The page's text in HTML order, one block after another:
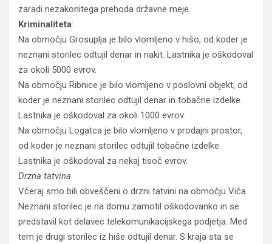
zaradi nezakonitega prehoda državne meje.
Kriminaliteta:
Na območju Grosuplja je bilo vlomljeno v hišo, od koder je
neznani storilec odtujil denar in nakit. Lastnika je oškodoval
za okoli 5000 evrov.
Na območju Ribnice je bilo vlomljeno v poslovni objekt, od
koder je neznani storilec odtujil denar in tobačne izdelke.
Lastnika je oškodoval za okoli 1000 evrov.
Na območju Logatca je bilo vlomljeno v prodajni prostor,
od koder je neznani storilec odtujil tobačne izdelke.
Lastnika je oškodoval za nekaj tisoč evrov.
Drzna tatvina
Včeraj smo bili obveščeni o drzni tatvini na območju Viča.
Neznani storilec je na domu zamotil oškodovanko in se
predstavil kot delavec telekomunikacijskega podjetja. Med
tem je drugi storilec iz hiše odtujil denar. S kraja sta se